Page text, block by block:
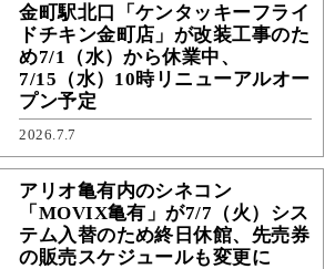
金町駅北口「ケンタッキーフライ
ドチキン金町店」が改装工事のた
め7/1（水）から休業中、
7/15（水）10時リニューアルオー
プン予定
2026.7.7
アリオ亀有内のシネコン
「MOVIX亀有」が7/7（火）シス
テム入替のため終日休館、先売券
の販売スケジュールも変更に